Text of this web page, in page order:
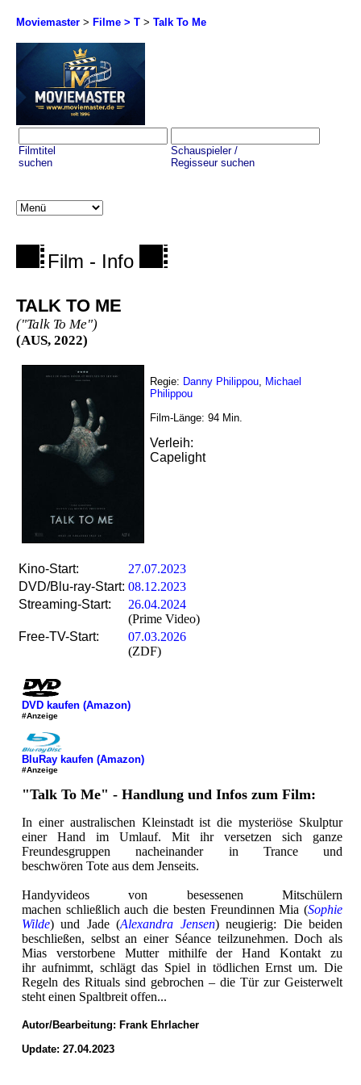
Moviemaster > Filme > T > Talk To Me
Filmtitel
suchen
Schauspieler /
Regisseur suchen
Film - Info
TALK TO ME
("Talk To Me")
(AUS, 2022)
Regie: Danny Philippou, Michael
Philippou
Film-Länge: 94 Min.
Verleih:
Capelight
Kino-Start:
27.07.2023
DVD/Blu-ray-Start: 08.12.2023
Streaming-Start:
26.04.2024
(Prime Video)
Free-TV-Start:
07.03.2026
(ZDF)
DVD kaufen (Amazon)
#Anzeige
BluRay kaufen (Amazon)
#Anzeige
"Talk To Me" - Handlung und Infos zum Film:
In einer australischen Kleinstadt ist die mysteriöse Skulptur
einer Hand im Umlauf. Mit ihr versetzen sich ganze
Freundesgruppen nacheinander in Trance und
beschwören Tote aus dem Jenseits.
Handyvideos von besessenen Mitschülern
machen schließlich auch die besten Freundinnen Mia (Sophie
Wilde) und Jade (Alexandra Jensen) neugierig: Die beiden
beschließen, selbst an einer Séance teilzunehmen. Doch als
Mias verstorbene Mutter mithilfe der Hand Kontakt zu
ihr aufnimmt, schlägt das Spiel in tödlichen Ernst um. Die
Regeln des Rituals sind gebrochen – die Tür zur Geisterwelt
steht einen Spaltbreit offen...
Autor/Bearbeitung: Frank Ehrlacher
Update: 27.04.2023